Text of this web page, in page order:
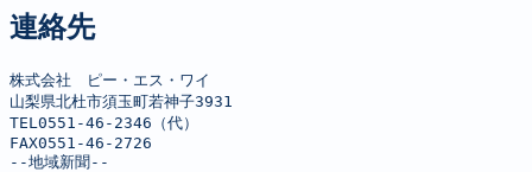
連絡先
株式会社　ピー・エス・ワイ
山梨県北杜市須玉町若神子3931
TEL0551-46-2346（代）
FAX0551-46-2726
--地域新聞--